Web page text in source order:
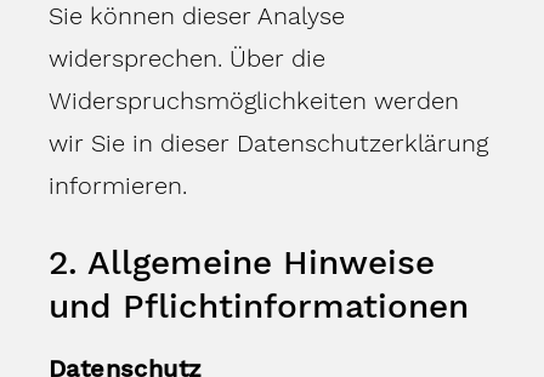
Sie können dieser Analyse
widersprechen. Über die
Widerspruchsmöglichkeiten werden
wir Sie in dieser Datenschutzerklärung
informieren.
2. Allgemeine Hinweise
und Pflichtinformationen
Datenschutz